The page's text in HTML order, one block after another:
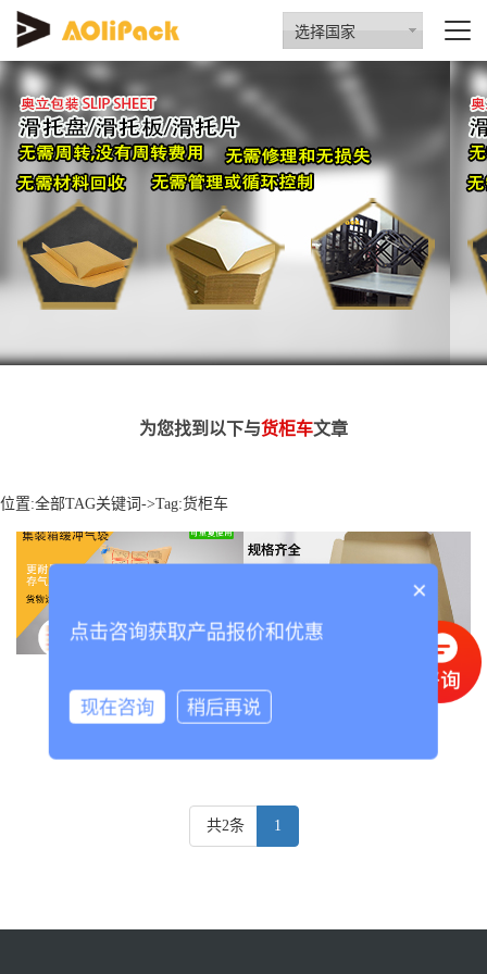
选择国家
为您找到以下与货柜车文章
位置:全部TAG关键词 ->Tag:货柜车
物流运输中的创新守护者
共2条 1
×
点击咨询获取产品报价和优惠
现在咨询 稍后再说